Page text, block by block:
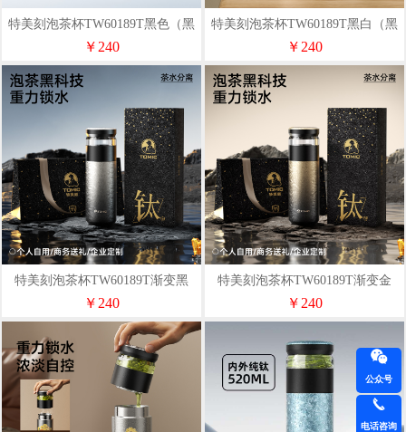
特美刻泡茶杯TW60189T黑色（黑
色礼盒装）520M
￥240
特美刻泡茶杯TW60189T黑白（黑
色礼盒装）520ML
￥240
特美刻泡茶杯TW60189T渐变黑
（黑色礼盒装）520ML
￥240
特美刻泡茶杯TW60189T渐变金
（黑色礼盒装）520ML
￥240
公众号
电话咨询